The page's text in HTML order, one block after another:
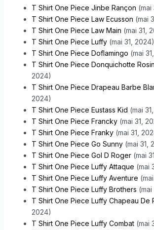
T Shirt One Piece Jinbe Rançon (mai
T Shirt One Piece Law Ecusson (mai
T Shirt One Piece Law Main (mai 31,
T Shirt One Piece Luffy (mai 31, 2024)
T Shirt One Piece Doflamingo (mai
T Shirt One Piece Donquichotte
2024)
T Shirt One Piece Drapeau Barbe
2024)
T Shirt One Piece Eustass Kid (mai
T Shirt One Piece Francky (mai 31,
T Shirt One Piece Franky (mai 31,
T Shirt One Piece Go Sunny (mai 31,
T Shirt One Piece Gol D Roger (mai
T Shirt One Piece Luffy Attaque (mai
T Shirt One Piece Luffy Aventure
T Shirt One Piece Luffy Brothers (mai
T Shirt One Piece Luffy Chapeau De
2024)
T Shirt One Piece Luffy Combat (mai